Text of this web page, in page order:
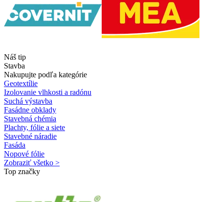
Náš tip
Stavba
Nakupujte podľa kategórie
Geotextílie
Izolovanie vlhkosti a radónu
Suchá výstavba
Fasádne obklady
Stavebná chémia
Plachty, fólie a siete
Stavebné náradie
Fasáda
Nopové fólie
Zobraziť všetko >
Top značky